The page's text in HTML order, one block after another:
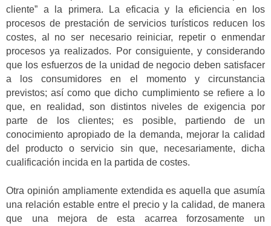
cliente” a la primera. La eficacia y la eficiencia en los
procesos de prestación de servicios turísticos reducen los
costes, al no ser necesario reiniciar, repetir o enmendar
procesos ya realizados. Por consiguiente, y considerando
que los esfuerzos de la unidad de negocio deben satisfacer
a los consumidores en el momento y circunstancia
previstos; así como que dicho cumplimiento se refiere a lo
que, en realidad, son distintos niveles de exigencia por
parte de los clientes; es posible, partiendo de un
conocimiento apropiado de la demanda, mejorar la calidad
del producto o servicio sin que, necesariamente, dicha
cualificación incida en la partida de costes.
Otra opinión ampliamente extendida es aquella que asumía
una relación estable entre el precio y la calidad, de manera
que una mejora de esta acarrea forzosamente un